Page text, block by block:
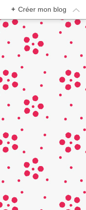
+ Créer mon blog